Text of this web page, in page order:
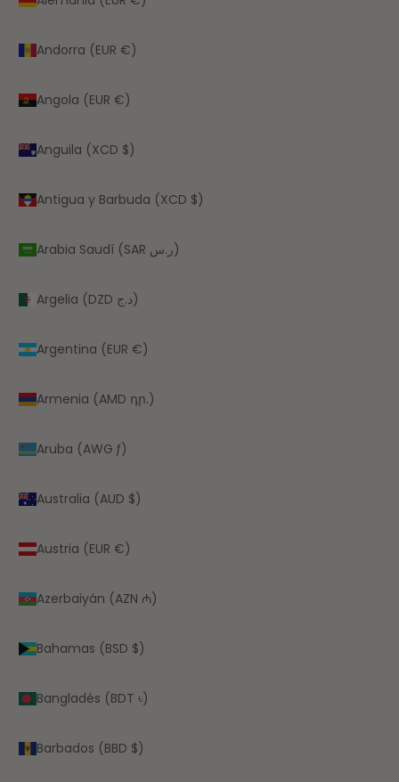
Andorra (EUR €)
Angola (EUR €)
Anguila (XCD $)
Antigua y Barbuda (XCD $)
Arabia Saudí (SAR ر.س)
Argelia (DZD د.ج)
Argentina (EUR €)
Armenia (AMD դր.)
Aruba (AWG ƒ)
Australia (AUD $)
Austria (EUR €)
Azerbaiyán (AZN ₼)
Bahamas (BSD $)
Bangladés (BDT ৳)
Barbados (BBD $)